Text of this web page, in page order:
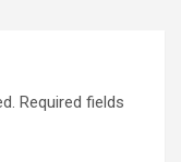
Required fields